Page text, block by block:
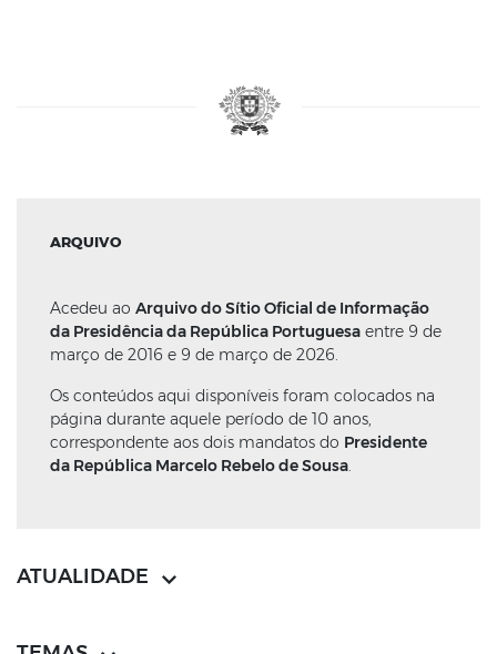
ARQUIVO
Acedeu ao Arquivo do Sítio Oficial de Informação
da Presidência da República Portuguesa entre 9 de
março de 2016 e 9 de março de 2026.
Os conteúdos aqui disponíveis foram colocados na
página durante aquele período de 10 anos,
correspondente aos dois mandatos do Presidente
da República Marcelo Rebelo de Sousa.
ATUALIDADE